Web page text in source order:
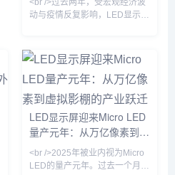
味着，LED显示屏正从户外广告
牌
<br />过去两年，受宏观经济波
动与疫情反复影响，LED显示屏
来，随着文旅夜游、裸眼3D、
虚拟拍摄、会议一体机等新兴场
景加速放量，LED显示屏产业明
显回暖。据行业机构预计，
2025年全球LED显示屏市场规
模将突破120亿美元，同比增长
超15%。这背后，既有传统户外
LED、COB（板上芯片封装）
等新技术的规
LED显示屏迎来Micro LED
量产元年：从万亿像素到虚
拟影棚的产业跃迁
<br />2025年被业内视为Micro
LED的量产元年。过去一个月